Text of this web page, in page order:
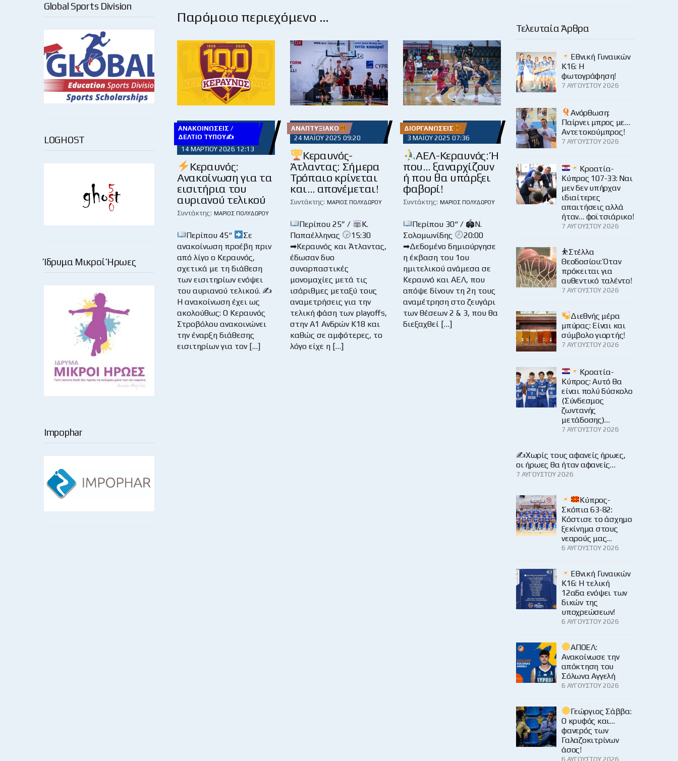
Global Sports Division
LOGHOST
Ίδρυμα Μικροί Ήρωες
Impophar
Παρόμοιο περιεχόμενο …
ΑΝΑΚΟΙΝΏΣΕΙΣ /
ΔΕΛΤΊΟ ΤΎΠΟΥ✍
14 ΜΑΡΤΊΟΥ 2026 12:13
Κεραυνός:
Ανακοίνωση για τα
εισιτήρια του
αυριανού τελικού
Συντάκτης: ΜΆΡΙΟΣ ΠΟΛΥΔΏΡΟΥ
Περίπου 45“
Σε
ανακοίνωση προέβη πριν
από λίγο ο Κεραυνός,
σχετικά με τη διάθεση
των εισιτηρίων ενόψει
του αυριανού τελικού. ✍
Η ανακοίνωση έχει ως
ακολούθως: Ο Κεραυνός
Στροβόλου ανακοινώνει
την έναρξη διάθεσης
εισιτηρίων για τον […]
ΑΝΑΠΤΥΞΙΑΚΌ
24 ΜΑΪ́ΟΥ 2025 09:20
Κεραυνός-
Άτλαντας: Σήμερα
Τρόπαιο κρίνεται
και… απονέμεται!
Συντάκτης: ΜΆΡΙΟΣ ΠΟΛΥΔΏΡΟΥ
Περίπου 25” /
Κ.
Παπαέλληνας
15:30
➡Κεραυνός και Άτλαντας,
έδωσαν δυο
συναρπαστικές
μονομαχίες μετά τις
ισάριθμες μεταξύ τους
αναμετρήσεις για την
τελική φάση των playoffs,
στην Α1 Ανδρών Κ18 και
καθώς σε αμφότερες, το
λόγο είχε η […]
ΔΙΟΡΓΑΝΏΣΕΙΣ
3 ΜΑΪ́ΟΥ 2025 07:36
ΑΕΛ-Κεραυνός: Ή
που… ξαναρχίζουν
ή που θα υπάρξει
φαβορί!
Συντάκτης: ΜΆΡΙΟΣ ΠΟΛΥΔΏΡΟΥ
Περίπου 30“ / 🏟Ν.
Σολομωνίδης
20:00
➡Δεδομένο δημιούργησε
η έκβαση του 1ου
ημιτελικού ανάμεσα σε
Κεραυνό και ΑΕΛ, που
απόψε δίνουν τη 2η τους
αναμέτρηση στο ζευγάρι
των θέσεων 2 & 3, που θα
διεξαχθεί […]
Τελευταία Άρθρα
Εθνική Γυναικών
Κ16: Η
φωτογράφηση!
7 ΑΥΓΟΎΣΤΟΥ 2026
Ανόρθωση:
Παίρνει μπρος με…
Αντετοκούμπρος!
7 ΑΥΓΟΎΣΤΟΥ 2026
Κροατία-
Κύπρος 107-33: Ναι
μεν δεν υπήρχαν
ιδιαίτερες
απαιτήσεις αλλά
ήταν… φοϊτσιάρικο!
7 ΑΥΓΟΎΣΤΟΥ 2026
⛹️Στέλλα
Θεοδοσίου: Όταν
πρόκειται για
αυθεντικό ταλέντο!
7 ΑΥΓΟΎΣΤΟΥ 2026
Διεθνής μέρα
μπύρας: Είναι και
σύμβολο γιορτής!
7 ΑΥΓΟΎΣΤΟΥ 2026
Κροατία-
Κύπρος: Αυτό θα
είναι πολύ δύσκολο
(Σύνδεσμος
ζωντανής
μετάδοσης)…
7 ΑΥΓΟΎΣΤΟΥ 2026
✍️Χωρίς τους αφανείς ήρωες,
οι ήρωες θα ήταν αφανείς…
7 ΑΥΓΟΎΣΤΟΥ 2026
Κύπρος-
Σκόπια 63-82:
Κόστισε το άσχημο
ξεκίνημα στους
νεαρούς μας…
6 ΑΥΓΟΎΣΤΟΥ 2026
Εθνική Γυναικών
Κ16: Η τελική
12αδα ενόψει των
δικών της
υποχρεώσεων!
6 ΑΥΓΟΎΣΤΟΥ 2026
ΑΠΟΕΛ:
Ανακοίνωσε την
απόκτηση του
Σόλωνα Αγγελή
6 ΑΥΓΟΎΣΤΟΥ 2026
Γεώργιος Σάββα:
Ο κρυφός και…
φανερός των
Γαλαζοκιτρίνων
άσος!
6 ΑΥΓΟΎΣΤΟΥ 2026